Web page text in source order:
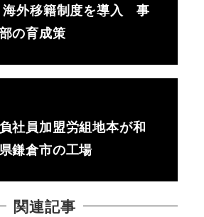
海外移籍制度を導入 事
の育成策
社員加盟労組地本が和
鎌倉市の工場
関連記事